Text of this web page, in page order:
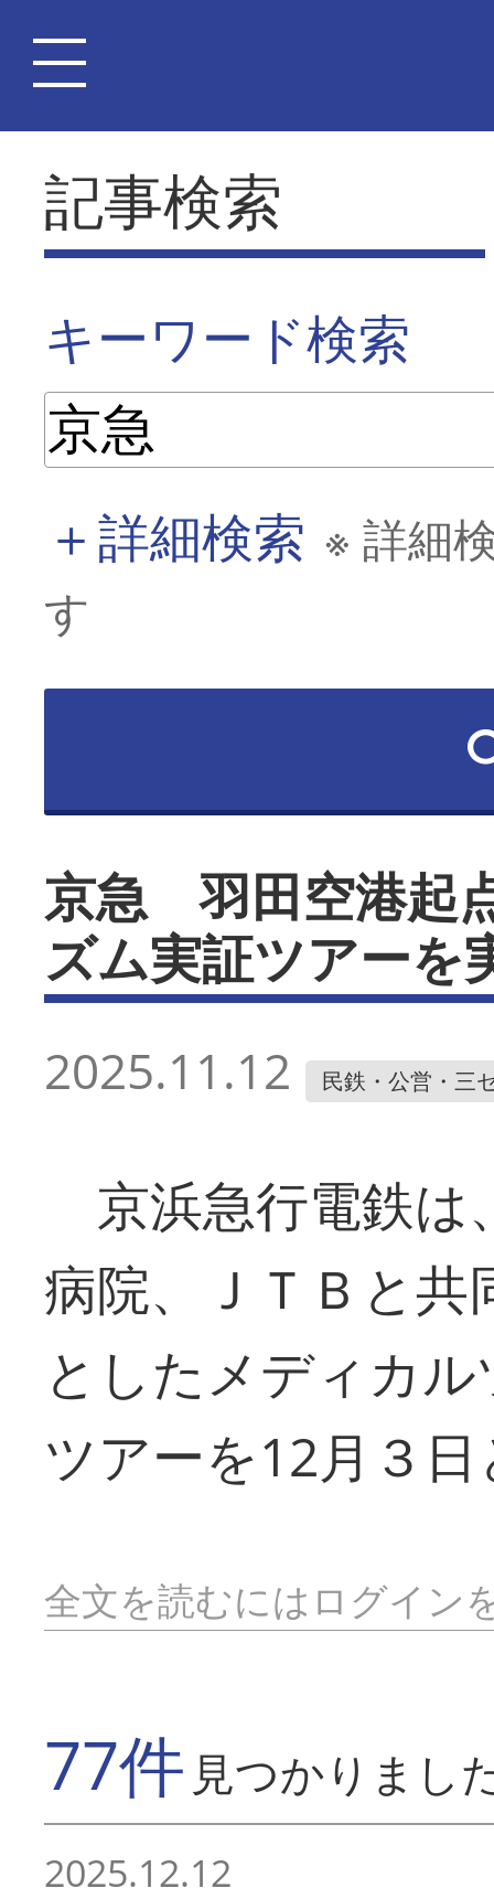
記事検索
キーワード検索
＋詳細検索 ※ 詳細
す
京急 羽田空港起
ズム実証ツアーを
2025.11.12 民鉄・公営・三
京浜急行電鉄は
病院、ＪＴＢと共
としたメディカ
ツアーを12月３
全文を読むにはログイン
77件 見つかりまし
2025.12.12